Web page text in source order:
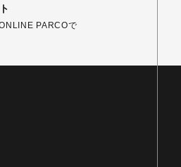
PARCOで